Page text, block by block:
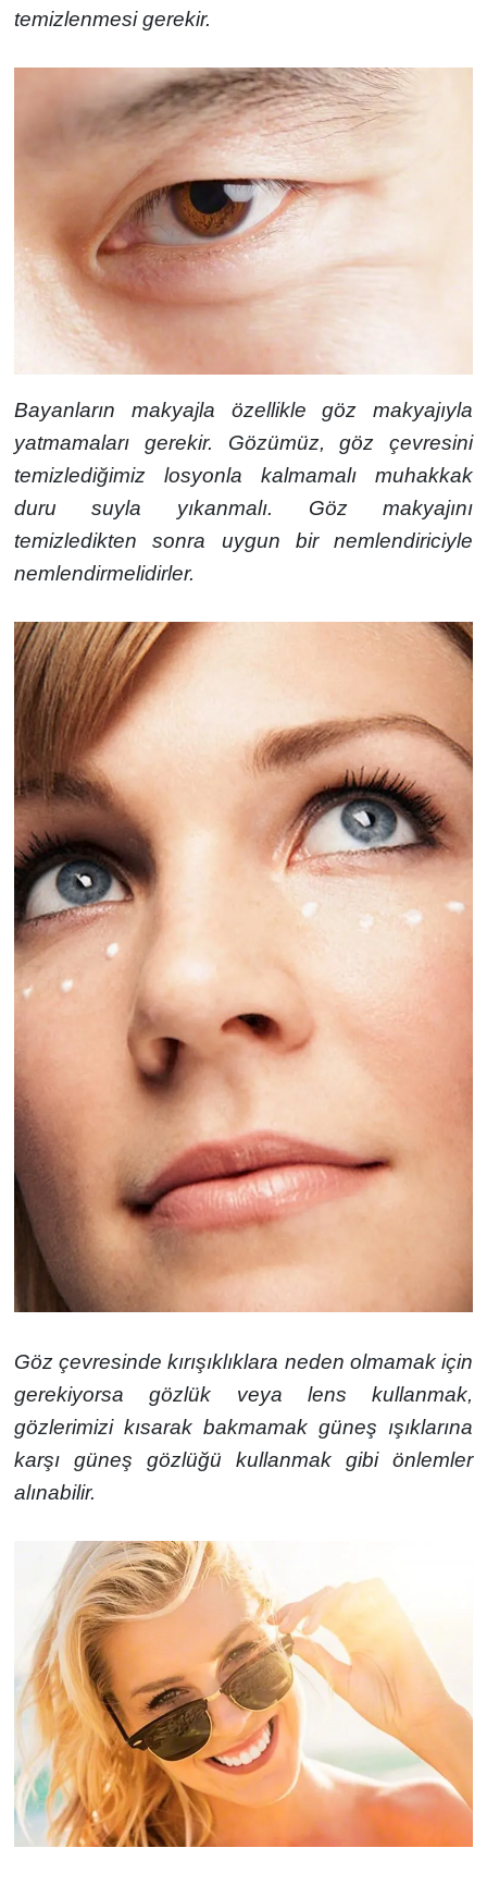
temizlenmesi gerekir.
Bayanların makyajla özellikle göz makyajıyla
yatmamaları gerekir. Gözümüz, göz çevresini
temizlediğimiz losyonla kalmamalı muhakkak
duru suyla yıkanmalı. Göz makyajını
temizledikten sonra uygun bir nemlendiriciyle
nemlendirmelidirler.
Göz çevresinde kırışıklıklara neden olmamak için
gerekiyorsa gözlük veya lens kullanmak,
gözlerimizi kısarak bakmamak güneş ışıklarına
karşı güneş gözlüğü kullanmak gibi önlemler
alınabilir.